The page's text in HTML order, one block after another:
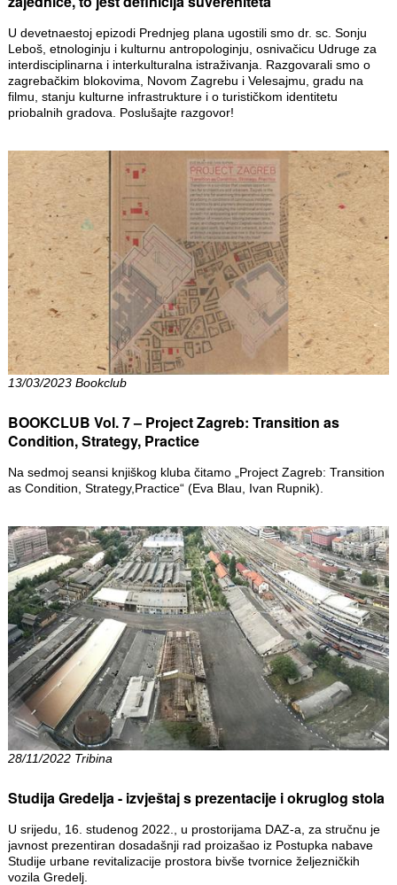
U devetnaestoj epizodi Prednjeg plana ugostili smo dr. sc. Sonju
Leboš, etnologinju i kulturnu antropologinju, osnivačicu Udruge za
interdisciplinarna i interkulturalna istraživanja. Razgovarali smo o
zagrebačkim blokovima, Novom Zagrebu i Velesajmu, gradu na
filmu, stanju kulturne infrastrukture i o turističkom identitetu
priobalnih gradova. Poslušajte razgovor!
13/03/2023 Bookclub
BOOKCLUB Vol. 7 – Project Zagreb: Transition as
Condition, Strategy, Practice
Na sedmoj seansi knjiškog kluba čitamo „Project Zagreb: Transition
as Condition, Strategy,Practice“ (Eva Blau, Ivan Rupnik).
28/11/2022 Tribina
Studija Gredelja - izvještaj s prezentacije i okruglog stola
U srijedu, 16. studenog 2022., u prostorijama DAZ-a, za stručnu je
javnost prezentiran dosadašnji rad proizašao iz Postupka nabave
Studije urbane revitalizacije prostora bivše tvornice željezničkih
vozila Gredelj.